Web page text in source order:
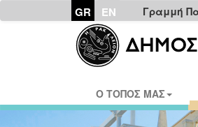
GR EN Γραμμή
Ο ΤΟΠΟΣ ΜΑΣ